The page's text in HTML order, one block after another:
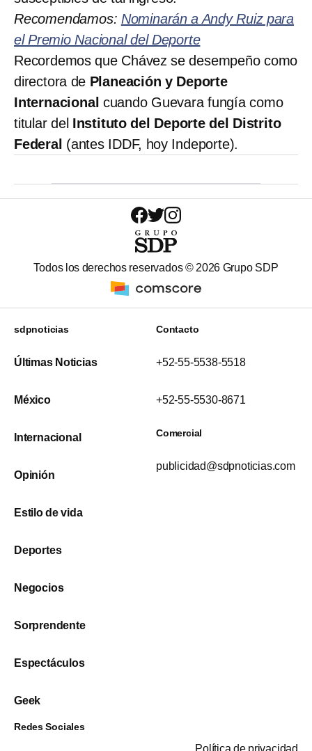
Recomendamos: Nominarán a Andy Ruiz para
el Premio Nacional del Deporte
Recordemos que Chávez se desempeño como
directora de Planeación y Deporte
Internacional cuando Guevara fungía como
titular del Instituto del Deporte del Distrito
Federal (antes IDDF, hoy Indeporte).
Todos los derechos reservados © 2026 Grupo SDP
sdpnoticias
Últimas Noticias
México
Internacional
Opinión
Estilo de vida
Deportes
Negocios
Sorprendente
Espectáculos
Geek
Contacto
+52-55-5538-5518
+52-55-5530-8671
Comercial
publicidad@sdpnoticias.com
Redes Sociales
Política de privacidad